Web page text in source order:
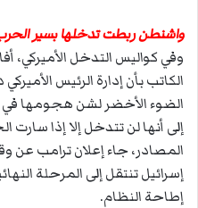
واشنطن ربطت تدخلها بسير
وفي كواليس التدخل الأميركي،
الكاتب بأن إدارة الرئيس
إلى أنها لن تتدخل إلا إذا
المصادر، جاء إعلان ترامب عن
إسرائيل تنتقل إلى المرحلة
إطاحة النظام.